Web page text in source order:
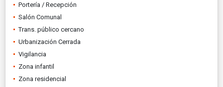
Portería / Recepción
Salón Comunal
Trans. público cercano
Urbanización Cerrada
Vigilancia
Zona infantil
Zona residencial